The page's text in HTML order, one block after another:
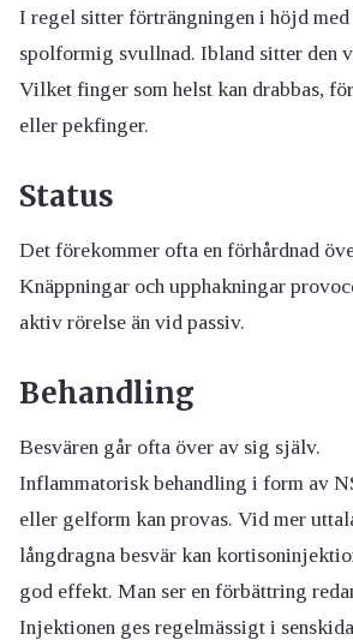
I regel sitter förträngningen i höjd med
spolformig svullnad. Ibland sitter den
Vilket finger som helst kan drabbas,
eller pekfinger.
Status
Det förekommer ofta en förhårdnad
Knäppningar och upphakningar
aktiv rörelse än vid passiv.
Behandling
Besvären går ofta över av sig själv.
Inflammatorisk behandling i form av
eller gelform kan provas. Vid mer
långdragna besvär kan
god effekt. Man ser en förbättring
Injektionen ges regelmässigt i